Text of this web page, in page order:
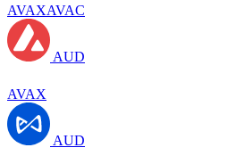
AVAXAVAC
AUD
AVAX
AUD